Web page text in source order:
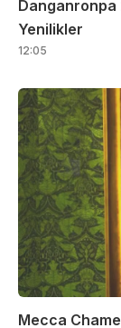
Danganronpa
Yenilikler
12:05
Mecca